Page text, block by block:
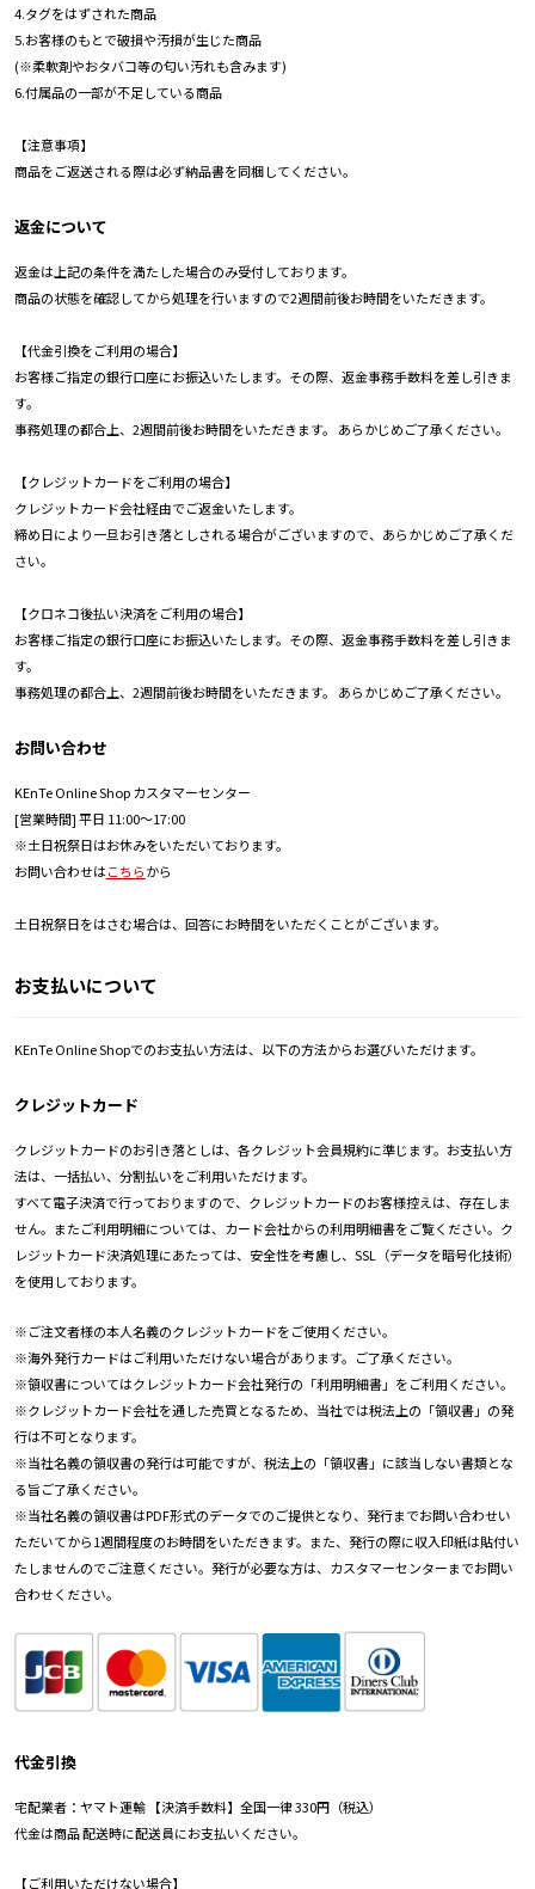
4.タグをはずされた商品
5.お客様のもとで破損や汚損が生じた商品
(※柔軟剤やおタバコ等の匂い汚れも含みます)
6.付属品の一部が不足している商品
【注意事項】
商品をご返送される際は必ず納品書を同梱してください。
返金について
返金は上記の条件を満たした場合のみ受付しております。
商品の状態を確認してから処理を行いますので2週間前後お時間をいただきます。
【代金引換をご利用の場合】
お客様ご指定の銀行口座にお振込いたします。その際、返金事務手数料を差し引きま
す。
事務処理の都合上、2週間前後お時間をいただきます。 あらかじめご了承ください。
【クレジットカードをご利用の場合】
クレジットカード会社経由でご返金いたします。
締め日により一旦お引き落としされる場合がございますので、あらかじめご了承くだ
さい。
【クロネコ後払い決済をご利用の場合】
お客様ご指定の銀行口座にお振込いたします。その際、返金事務手数料を差し引きま
す。
事務処理の都合上、2週間前後お時間をいただきます。 あらかじめご了承ください。
お問い合わせ
KEnTe Online Shop カスタマーセンター
[営業時間] 平日 11:00～17:00
※土日祝祭日はお休みをいただいております。
お問い合わせはこちらから
土日祝祭日をはさむ場合は、回答にお時間をいただくことがございます。
お支払いについて
KEnTe Online Shopでのお支払い方法は、以下の方法からお選びいただけます。
クレジットカード
クレジットカードのお引き落としは、各クレジット会員規約に準じます。お支払い方
法は、一括払い、分割払いをご利用いただけます。
すべて電子決済で行っておりますので、クレジットカードのお客様控えは、存在しま
せん。またご利用明細については、カード会社からの利用明細書をご覧ください。ク
レジットカード決済処理にあたっては、安全性を考慮し、SSL（データを暗号化技術）
を使用しております。
※ご注文者様の本人名義のクレジットカードをご使用ください。
※海外発行カードはご利用いただけない場合があります。ご了承ください。
※領収書についてはクレジットカード会社発行の「利用明細書」をご利用ください。
※クレジットカード会社を通した売買となるため、当社では税法上の「領収書」の発
行は不可となります。
※当社名義の領収書の発行は可能ですが、税法上の「領収書」に該当しない書類とな
る旨ご了承ください。
※当社名義の領収書はPDF形式のデータでのご提供となり、発行までお問い合わせい
ただいてから1週間程度のお時間をいただきます。また、発行の際に収入印紙は貼付い
たしませんのでご注意ください。発行が必要な方は、カスタマーセンターまでお問い
合わせください。
代金引換
宅配業者：ヤマト運輸 【決済手数料】全国一律 330円（税込）
代金は商品 配送時に配送員にお支払いください。
【ご利用いただけない場合】